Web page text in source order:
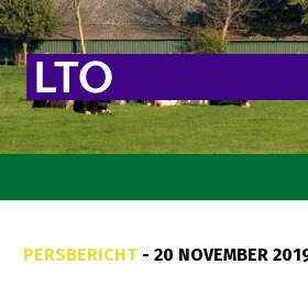
PERSBERICHT - 20 NOVEMBER